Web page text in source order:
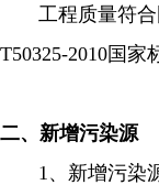
工程质量符
T50325-2010国家
二、新增污染源
1、新增污染